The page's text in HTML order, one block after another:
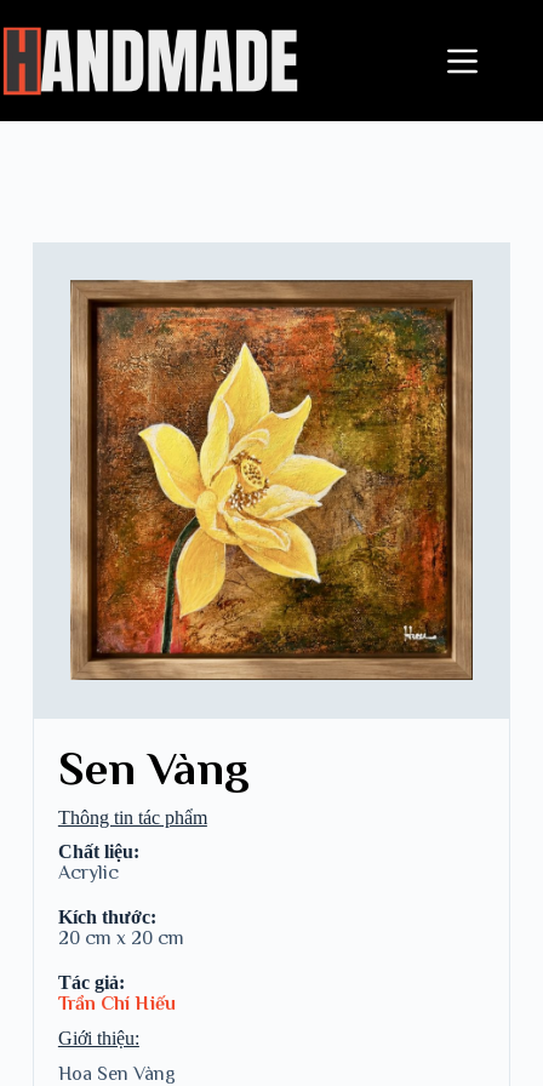
Sen Vàng
Thông tin tác phẩm
Chất liệu:
Acrylic
Kích thước:
20 cm x 20 cm
Tác giả:
Trần Chí Hiếu
Giới thiệu:
Hoa Sen Vàng